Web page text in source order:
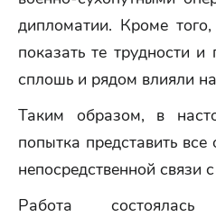
дипломатии. Кроме
показать те трудности и
сплошь и рядом влияли
Таким образом, в
попытка представить
непосредственной
Работа